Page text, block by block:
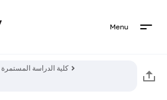
Menu
كلية الدراسة المستمرة